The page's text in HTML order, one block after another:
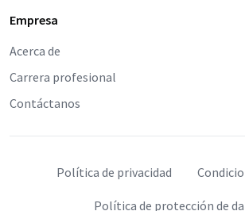
Empresa
Acerca de
Carrera profesional
Contáctanos
Política de privacidad
Política de protección de